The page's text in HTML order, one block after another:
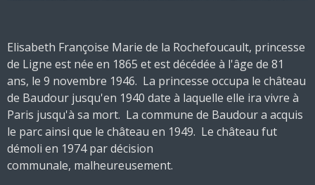
Elisabeth Françoise Marie de la Rochefoucault, princesse
de Ligne est née en 1865 et est décédée à l'âge de 81
ans, le 9 novembre 1946. La princesse occupa le château
de Baudour jusqu'en 1940 date à laquelle elle ira vivre à
Paris jusqu'à sa mort. La commune de Baudour a acquis
le parc ainsi que le château en 1949. Le château fut
démoli en 1974 par décision
communale, malheureusement.